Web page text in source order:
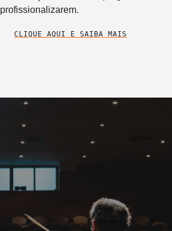
profissionalizarem.
CLIQUE AQUI E SAIBA MAIS